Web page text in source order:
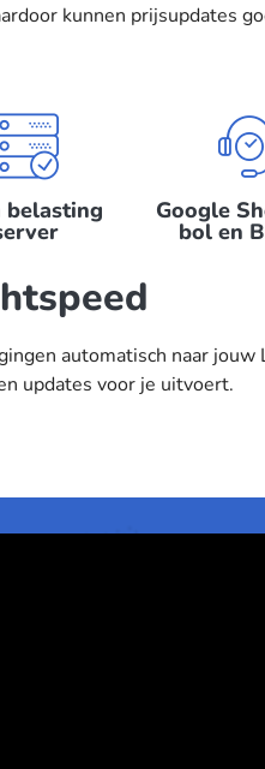
kunnen prijsupdates
belasting Google
bol en
automatisch naar
updates voor je uitvoert.